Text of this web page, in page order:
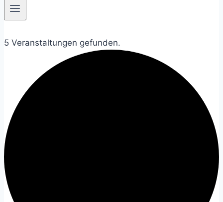
5 Veranstaltungen gefunden.